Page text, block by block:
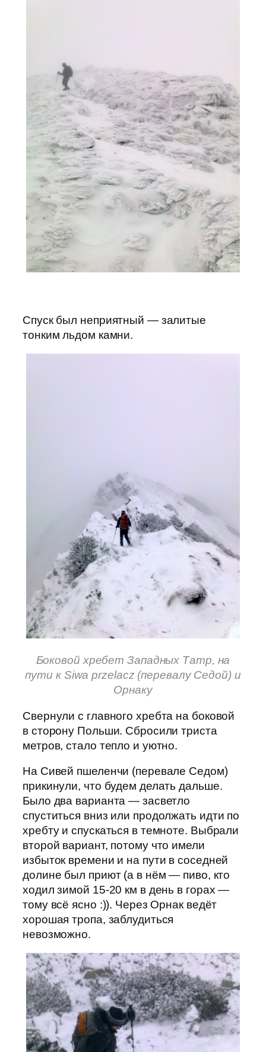
Спуск был неприятный — залитые
тонким льдом камни.
Боковой хребет Западных Татр, на
пути к Siwa przelacz (перевалу Седой) и
Орнаку
Свернули с главного хребта на боковой
в сторону Польши. Сбросили триста
метров, стало тепло и уютно.
На Сивей пшеленчи (перевале Седом)
прикинули, что будем делать дальше.
Было два варианта — засветло
спуститься вниз или продолжать идти по
хребту и спускаться в темноте. Выбрали
второй вариант, потому что имели
избыток времени и на пути в соседней
долине был приют (а в нём — пиво, кто
ходил зимой 15-20 км в день в горах —
тому всё ясно :)). Через Орнак ведёт
хорошая тропа, заблудиться
невозможно.